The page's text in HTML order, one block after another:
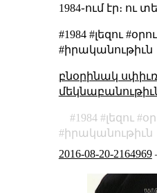
1984֊ում էր։ ու
#1984 #լեզու
#իրականութիւն
բնօրինակ
1984 լեզու
իրականութիւն
2016-08-20-2164969